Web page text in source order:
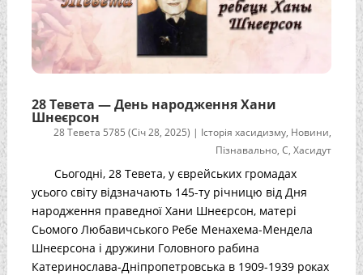
28 Тевета — День народження Хани
Шнеєрсон
28 Тевета 5785 (Січ 28, 2025) | Історія хасидизму, Новини,
Пізнавально,С,Хасидут
Сьогодні, 28 Тевета, у єврейських громадах
усього світу відзначають 145-ту річницю від Дня
народження праведної Хани Шнеєрсон, матері
Сьомого Любавичського Ребе Менахема-Мендела
Шнеєрсона і дружини Головного рабина
Катеринослава-Дніпропетровська в 1909-1939 роках